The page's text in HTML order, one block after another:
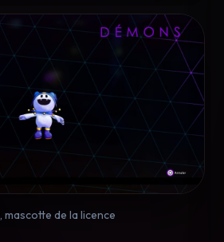
, mascotte de la licence